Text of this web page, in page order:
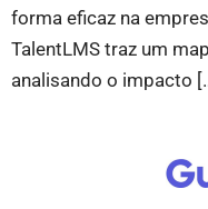
forma eficaz na
TalentLMS traz um
analisando o impacto